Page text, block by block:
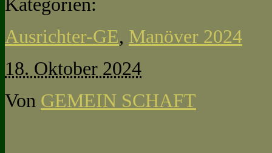
Ausrichter-GE, Manöver 2024
18. Oktober 2024
Von GEMEIN SCHAFT